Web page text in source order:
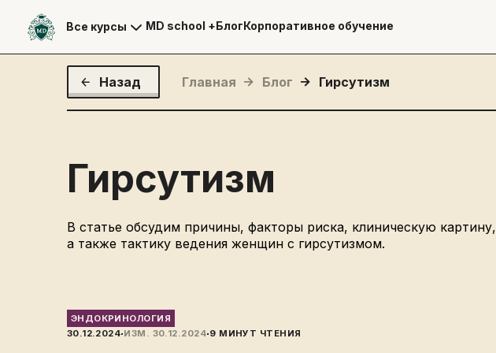
Все курсы MD school +БлогКорпоративное обучение
Назад Главная Блог Гирсутизм
Гирсутизм
В статье обсудим причины, факторы риска, клиническую картину,
а также тактику ведения женщин с гирсутизмом.
ЭНДОКРИНОЛОГИЯ
30.12.2024·ИЗМ. 30.12.2024·9 МИНУТ ЧТЕНИЯ